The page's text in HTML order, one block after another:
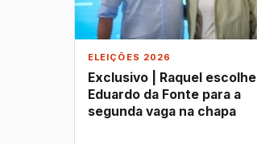
ELEIÇÕES 2026
Exclusivo | Raquel escolhe
Eduardo da Fonte para a
segunda vaga na chapa